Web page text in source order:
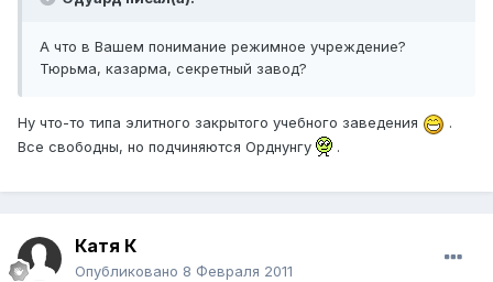
А что в Вашем понимание режимное учреждение?
Тюрьма, казарма, секретный завод?
Ну что-то типа элитного закрытого учебного заведения
.
Все свободны, но подчиняются Орднунгу
.
Катя К
Опубликовано 8 Февраля 2011